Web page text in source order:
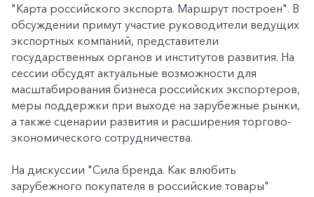
"Карта российского экспорта. Маршрут построен". В
обсуждении примут участие руководители ведущих
экспортных компаний, представители
государственных органов и институтов развития. На
сессии обсудят актуальные возможности для
масштабирования бизнеса российских экспортеров,
меры поддержки при выходе на зарубежные рынки,
а также сценарии развития и расширения торгово-
экономического сотрудничества.
На дискуссии "Сила бренда. Как влюбить
зарубежного покупателя в российские товары"